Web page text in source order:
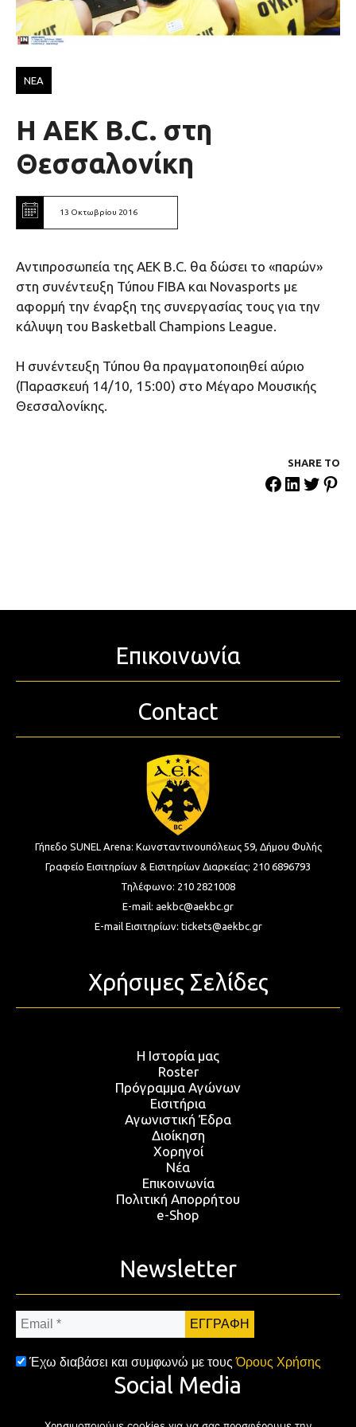
ΝΕΑ
Η ΑΕΚ B.C. στη
Θεσσαλονίκη
13 Οκτωβρίου 2016
Αντιπροσωπεία της ΑΕΚ B.C. θα δώσει το «παρών»
στη συνέντευξη Τύπου FIBA και Novasports με
αφορμή την έναρξη της συνεργασίας τους για την
κάλυψη του Basketball Champions League.
H συνέντευξη Τύπου θα πραγματοποιηθεί αύριο
(Παρασκευή 14/10, 15:00) στο Μέγαρο Μουσικής
Θεσσαλονίκης.
SHARE ΤΟ
Επικοινωνία
Contact
Γήπεδο SUNEL Arena: Κωνσταντινουπόλεως 59, Δήμου Φυλής
Γραφείο Εισιτηρίων & Εισιτηρίων Διαρκείας: 210 6896793
Τηλέφωνο: 210 2821008
E-mail: aekbc@aekbc.gr
E-mail Εισιτηρίων: tickets@aekbc.gr
Χρήσιμες Σελίδες
Η Ιστορία μας
Roster
Πρόγραμμα Αγώνων
Εισιτήρια
Αγωνιστική Έδρα
Διοίκηση
Χορηγοί
Νέα
Επικοινωνία
Πολιτική Απορρήτου
e-Shop
Newsletter
Email
*
Έχω διαβάσει και συμφωνώ με τουςΌρους Χρήσης
Social Media